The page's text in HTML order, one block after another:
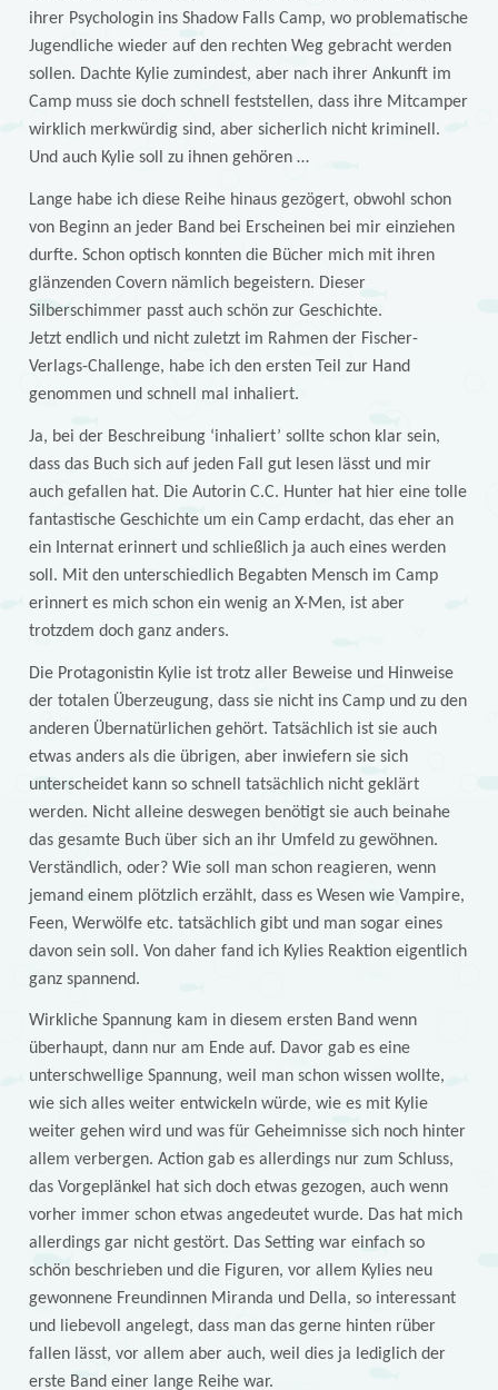
ihrer Psychologin ins Shadow Falls Camp, wo problematische
Jugendliche wieder auf den rechten Weg gebracht werden
sollen. Dachte Kylie zumindest, aber nach ihrer Ankunft im
Camp muss sie doch schnell feststellen, dass ihre Mitcamper
wirklich merkwürdig sind, aber sicherlich nicht kriminell.
Und auch Kylie soll zu ihnen gehören …
Lange habe ich diese Reihe hinaus gezögert, obwohl schon
von Beginn an jeder Band bei Erscheinen bei mir einziehen
durfte. Schon optisch konnten die Bücher mich mit ihren
glänzenden Covern nämlich begeistern. Dieser
Silberschimmer passt auch schön zur Geschichte.
Jetzt endlich und nicht zuletzt im Rahmen der Fischer-
Verlags-Challenge, habe ich den ersten Teil zur Hand
genommen und schnell mal inhaliert.
Ja, bei der Beschreibung ‘inhaliert’ sollte schon klar sein,
dass das Buch sich auf jeden Fall gut lesen lässt und mir
auch gefallen hat. Die Autorin C.C. Hunter hat hier eine tolle
fantastische Geschichte um ein Camp erdacht, das eher an
ein Internat erinnert und schließlich ja auch eines werden
soll. Mit den unterschiedlich Begabten Mensch im Camp
erinnert es mich schon ein wenig an X-Men, ist aber
trotzdem doch ganz anders.
Die Protagonistin Kylie ist trotz aller Beweise und Hinweise
der totalen Überzeugung, dass sie nicht ins Camp und zu den
anderen Übernatürlichen gehört. Tatsächlich ist sie auch
etwas anders als die übrigen, aber inwiefern sie sich
unterscheidet kann so schnell tatsächlich nicht geklärt
werden. Nicht alleine deswegen benötigt sie auch beinahe
das gesamte Buch über sich an ihr Umfeld zu gewöhnen.
Verständlich, oder? Wie soll man schon reagieren, wenn
jemand einem plötzlich erzählt, dass es Wesen wie Vampire,
Feen, Werwölfe etc. tatsächlich gibt und man sogar eines
davon sein soll. Von daher fand ich Kylies Reaktion eigentlich
ganz spannend.
Wirkliche Spannung kam in diesem ersten Band wenn
überhaupt, dann nur am Ende auf. Davor gab es eine
unterschwellige Spannung, weil man schon wissen wollte,
wie sich alles weiter entwickeln würde, wie es mit Kylie
weiter gehen wird und was für Geheimnisse sich noch hinter
allem verbergen. Action gab es allerdings nur zum Schluss,
das Vorgeplänkel hat sich doch etwas gezogen, auch wenn
vorher immer schon etwas angedeutet wurde. Das hat mich
allerdings gar nicht gestört. Das Setting war einfach so
schön beschrieben und die Figuren, vor allem Kylies neu
gewonnene Freundinnen Miranda und Della, so interessant
und liebevoll angelegt, dass man das gerne hinten rüber
fallen lässt, vor allem aber auch, weil dies ja lediglich der
erste Band einer lange Reihe war.